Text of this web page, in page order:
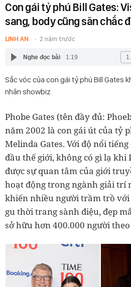
Con gái tỷ phú Bill Gates:
sang, body cũng săn chắc
LINH AN 2 năm trước
Nghe đọc bài 1:19
Sắc vóc của con gái tỷ phú Bill Gates
nhân showbiz.
Phobe Gates (tên đầy đủ:
năm 2002 là con gái út của tỷ
Melinda Gates. Với độ nổi
đầu thế giới, không có gì lạ khi
được sự quan tâm của giới
hoạt động trong ngành giải trí
khiến nhiều người trầm trồ với
gu thời trang sành điệu, đẹp
sở hữu hơn 400.000 người